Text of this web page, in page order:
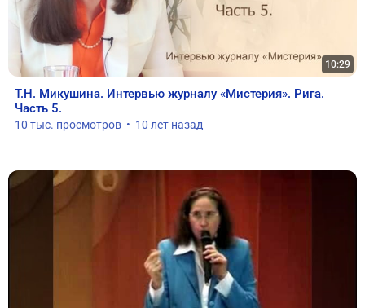
10:29
Т.Н. Микушина. Интервью журналу «Мистерия». Рига.
Часть 5.
10 тыс. просмотров  •  10 лет назад